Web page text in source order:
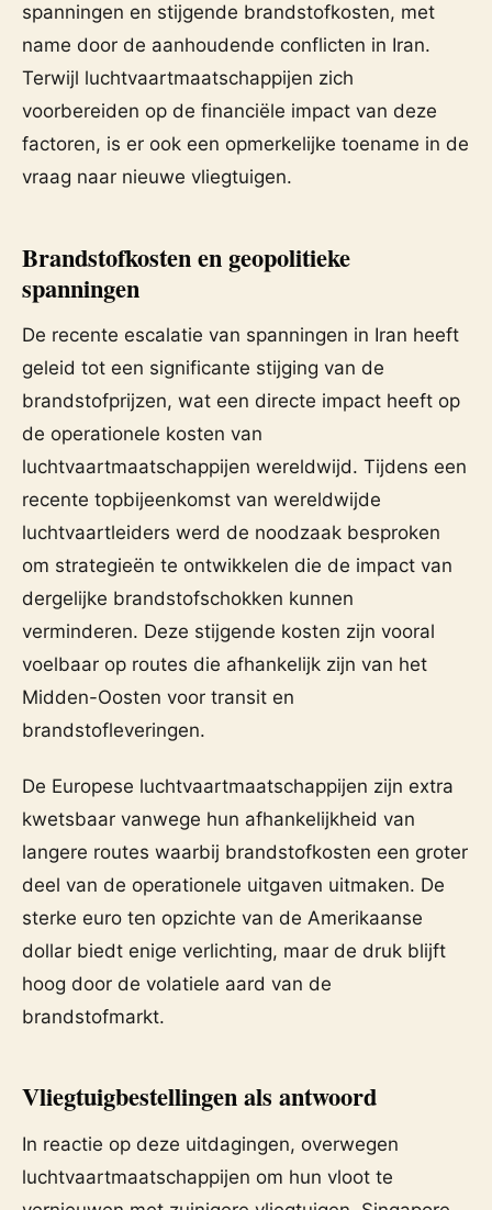
spanningen en stijgende brandstofkosten, met
name door de aanhoudende conflicten in Iran.
Terwijl luchtvaartmaatschappijen zich
voorbereiden op de financiële impact van deze
factoren, is er ook een opmerkelijke toename in de
vraag naar nieuwe vliegtuigen.
Brandstofkosten en geopolitieke
spanningen
De recente escalatie van spanningen in Iran heeft
geleid tot een significante stijging van de
brandstofprijzen, wat een directe impact heeft op
de operationele kosten van
luchtvaartmaatschappijen wereldwijd. Tijdens een
recente topbijeenkomst van wereldwijde
luchtvaartleiders werd de noodzaak besproken
om strategieën te ontwikkelen die de impact van
dergelijke brandstofschokken kunnen
verminderen. Deze stijgende kosten zijn vooral
voelbaar op routes die afhankelijk zijn van het
Midden-Oosten voor transit en
brandstofleveringen.
De Europese luchtvaartmaatschappijen zijn extra
kwetsbaar vanwege hun afhankelijkheid van
langere routes waarbij brandstofkosten een groter
deel van de operationele uitgaven uitmaken. De
sterke euro ten opzichte van de Amerikaanse
dollar biedt enige verlichting, maar de druk blijft
hoog door de volatiele aard van de
brandstofmarkt.
Vliegtuigbestellingen als antwoord
In reactie op deze uitdagingen, overwegen
luchtvaartmaatschappijen om hun vloot te